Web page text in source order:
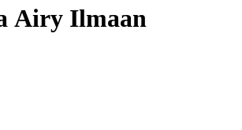
Airy Ilmaan